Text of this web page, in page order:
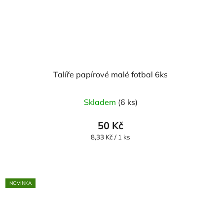
Talíře papírové malé fotbal 6ks
Skladem (6 ks)
50 Kč
Měrná
8,33 Kč / 1 ks
NOVINKA